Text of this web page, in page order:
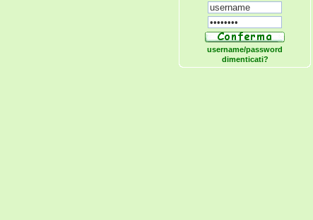
username/password
dimenticati?